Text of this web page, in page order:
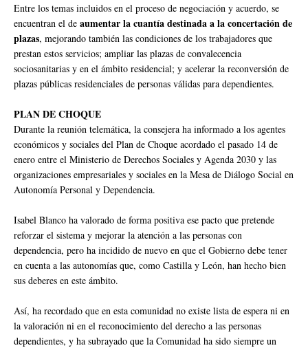
Entre los temas incluidos en el proceso de negociación y acuerdo, se
encuentran el de aumentar la cuantía destinada a la concertación de
plazas, mejorando también las condiciones de los trabajadores que
prestan estos servicios; ampliar las plazas de convalecencia
sociosanitarias y en el ámbito residencial; y acelerar la reconversión de
plazas públicas residenciales de personas válidas para dependientes.
PLAN DE CHOQUE
Durante la reunión telemática, la consejera ha informado a los agentes
económicos y sociales del Plan de Choque acordado el pasado 14 de
enero entre el Ministerio de Derechos Sociales y Agenda 2030 y las
organizaciones empresariales y sociales en la Mesa de Diálogo Social en
Autonomía Personal y Dependencia.
Isabel Blanco ha valorado de forma positiva ese pacto que pretende
reforzar el sistema y mejorar la atención a las personas con
dependencia, pero ha incidido de nuevo en que el Gobierno debe tener
en cuenta a las autonomías que, como Castilla y León, han hecho bien
sus deberes en este ámbito.
Así, ha recordado que en esta comunidad no existe lista de espera ni en
la valoración ni en el reconocimiento del derecho a las personas
dependientes, y ha subrayado que la Comunidad ha sido siempre un